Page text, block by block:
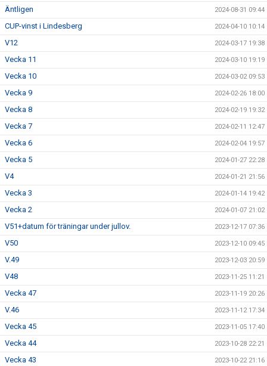
Äntligen 2024-08-31 09:44
CUP-vinst i Lindesberg 2024-04-10 10:14
V12 2024-03-17 19:38
Vecka 11 2024-03-10 19:19
Vecka 10 2024-03-02 09:53
Vecka 9 2024-02-26 18:00
Vecka 8 2024-02-19 19:32
Vecka 7 2024-02-11 12:47
Vecka 6 2024-02-04 19:57
Vecka 5 2024-01-27 22:28
V4 2024-01-21 21:56
Vecka 3 2024-01-14 19:42
Vecka 2 2024-01-07 21:02
V51+datum för träningar under jullov. 2023-12-17 07:36
V50 2023-12-10 09:45
V.49 2023-12-03 20:59
V48 2023-11-25 11:21
Vecka 47 2023-11-19 20:26
V.46 2023-11-12 17:34
Vecka 45 2023-11-05 17:40
Vecka 44 2023-10-28 22:21
Vecka 43 2023-10-22 21:16